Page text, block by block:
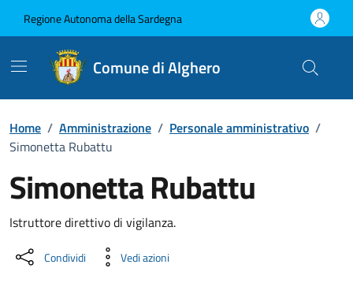
Regione Autonoma della Sardegna
Comune di Alghero
Home / Amministrazione / Personale amministrativo /
Simonetta Rubattu
Simonetta Rubattu
Dettaglio della persona
Istruttore direttivo di vigilanza.
Condividi Vedi azioni